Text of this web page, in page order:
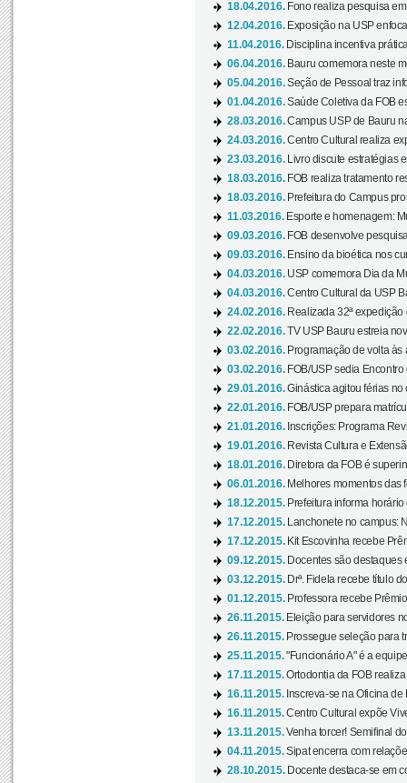
18.04.2016. Fono realiza pesquisa
12.04.2016. Exposição na USP
11.04.2016. Disciplina incentiva
06.04.2016. Bauru comemora neste
05.04.2016.Seção de Pessoal traz
01.04.2016.Saúde Coletiva da FOB
28.03.2016.Campus USP de Bauru
24.03.2016.Centro Cultural realiza
23.03.2016.
Livro discute estratégias
18.03.2016. FOB realiza tratamento
18.03.2016. Prefeitura do Campus
11.03.2016. Esporte e homenagem:
09.03.2016. FOB desenvolve
09.03.2016. Ensino da bioética nos
04.03.2016. USP comemora Dia da
04.03.2016.Centro Cultural da USP
24.02.2016. Realizada 32ª
22.02.2016.TV USP Bauru estreia
03.02.2016. Programação de volta às
03.02.2016. FOB/USP sedia
29.01.2016.Ginástica agitou férias no
22.01.2016. FOB/USP prepara
21.01.2016. Inscrições: Programa
19.01.2016. Revista Cultura e
18.01.2016. Diretora da FOB é
06.01.2016. Melhores momentos das
18.12.2015. Prefeitura informa
17.12.2015.
Lanchonete no campus:
17.12.2015. Kit Escovinha recebe
09.12.2015. Docentes são destaques
03.12.2015. Drª. Fidela recebe título
01.12.2015. Professora recebe
26.11.2015. Eleição para servidores
26.11.2015. Prossegue seleção para
25.11.2015."Funcionário A" é a
17.11.2015.Ortodontia da FOB
16.11.2015. Inscreva-se na Oficina
16.11.2015.Centro Cultural expõe
13.11.2015.Venha torcer! Semifinal
04.11.2015.Sipat encerra com
28.10.2015. Docente destaca-se em